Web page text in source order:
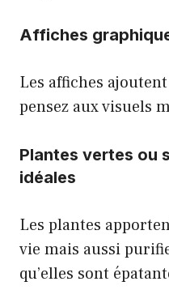
Affiches
Les affiches
pensez aux visuels
Plantes vertes ou
idéales
Les plantes
vie mais aussi
qu’elles sont